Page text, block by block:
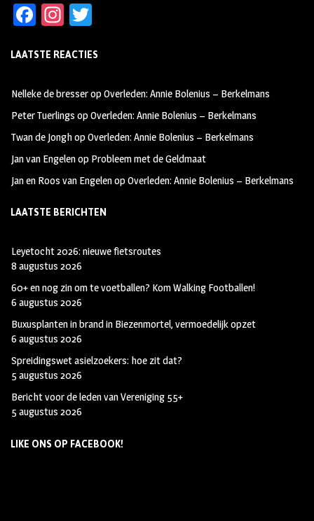
Fa
b
oo
k
In
ag
m
tt
LAATSTE REACTIES
Nelleke de bresseropOverleden: Annie Bolenius – Berkelmans
Peter Tuerlings opOverleden: Annie Bolenius – Berkelmans
Twan de JonghopOverleden: Annie Bolenius – Berkelmans
Jan van Engelenop Probleem met de Geldmaat
Jan en Roos van EngelenopOverleden: Annie Bolenius – Berkelmans
LAATSTE BERICHTEN
Leyetocht 2026: nieuwe fietsroutes
8 augustus 2026
60+ en nog zin om te voetballen? Kom Walking Footballen!
6 augustus 2026
Buxusplanten in brand in Biezenmortel, vermoedelijk opzet
6 augustus 2026
Spreidingswet asielzoekers: hoe zit dat?
5 augustus 2026
Bericht voor de leden van Vereniging 55+
5 augustus 2026
LIKE ONS OP FACEBOOK!